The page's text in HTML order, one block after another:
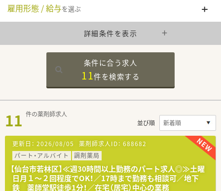
雇用形態 / 給与を選ぶ
詳細条件を表示
条件に合う求人
11件を検索する
11 件の薬剤師求人
並び順
更新日： 2026/08/05 薬剤師求人ID： 688682
パート・アルバイト
調剤薬局
【仙台市若林区】≪週30時間以上勤務のパート求人◎≫土曜
日月１～２回程度でOK！／17時まで勤務も相談可／地下
鉄 薬師堂駅徒歩1分！／在宅（居宅）中心の業務